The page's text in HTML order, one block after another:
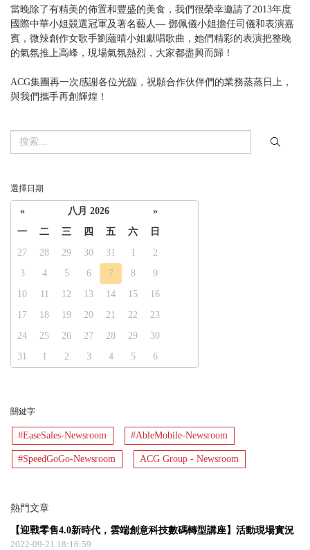
當晚除了有精美的佈置和豐盛的美食，我們很榮幸邀請了2013年度
國際中華小姐競選冠軍及著名藝人— 鄧佩儀小姐擔任司儀和表演嘉
賓，微辣創作女歌手劉蘊晴小姐獻唱歌曲，她們精彩的表演把整晚
的氣氛推上高峰，現場氣氛熱烈，大家都盡興而歸！
ACG集團再一次感謝各位光臨，祝願合作伙伴們的業務蒸蒸日上，
與我們攜手再創輝煌！
選擇日期
« 八月 2026
»
一
二 三 四 五 六
日
27
28 29 30 31 1
2
3
4 5 6 7 8
9
10
11 12 13 14 15
16
17
18 19 20 21 22
23
24
25 26 27 28 29
30
31
1 2 3 4 5 6
關鍵字
#EaseSales-Newsroom #AbleMobile-Newsroom
#SpeedGoGo-Newsroom ACG Group - Newsroom
熱門文章
【迎戰零售4.0新時代，雲端創意科技數碼轉型講座】活動現場實況
2022-09-21 18:16:59